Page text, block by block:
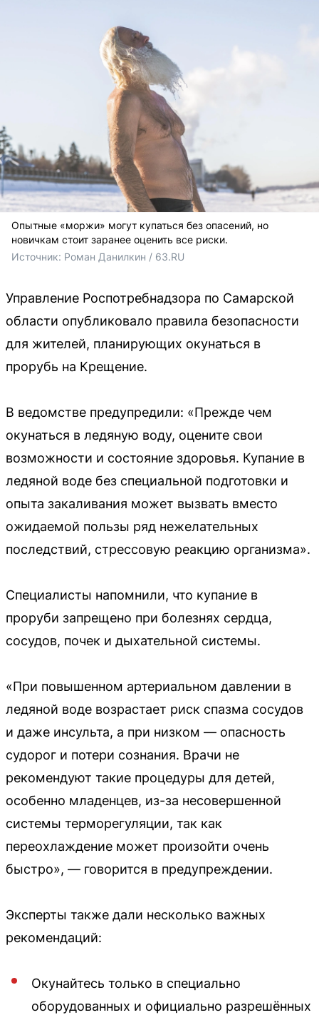
Опытные «моржи» могут купаться без опасений, но
новичкам стоит заранее оценить все риски.
Источник: Роман Данилкин / 63.RU
Управление Роспотребнадзора по Самарской
области опубликовало правила безопасности
для жителей, планирующих окунаться в
прорубь на Крещение.
В ведомстве предупредили: «Прежде чем
окунаться в ледяную воду, оцените свои
возможности и состояние здоровья. Купание в
ледяной воде без специальной подготовки и
опыта закаливания может вызвать вместо
ожидаемой пользы ряд нежелательных
последствий, стрессовую реакцию организма».
Специалисты напомнили, что купание в
проруби запрещено при болезнях сердца,
сосудов, почек и дыхательной системы.
«При повышенном артериальном давлении в
ледяной воде возрастает риск спазма сосудов
и даже инсульта, а при низком — опасность
судорог и потери сознания. Врачи не
рекомендуют такие процедуры для детей,
особенно младенцев, из-за несовершенной
системы терморегуляции, так как
переохлаждение может произойти очень
быстро», — говорится в предупреждении.
Эксперты также дали несколько важных
рекомендаций:
Окунайтесь только в специально
оборудованных и официально разрешённых